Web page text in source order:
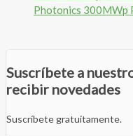
Photonics 300MWp
Suscríbete a
recibir novedades
Suscríbete gratuitamente.